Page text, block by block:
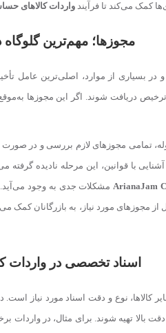
کمک می‌کند تا فرآیند واردات کالاهای
مجوزها؛ مهم‌ترین
در بسیاری از موارد، اصلی‌ترین عامل
دریافت شوند. اگر این مجوزها
تمامی مجوزهای لازم بررسی و در
مشکلات جدی به وجود می‌آید. در این شرایط، همکاری با مجموعه‌هایی مانندArianaJam
مجوزهای مورد نیاز، به بازرگانان کمک
اسناد تخصصی در واردات
کالاها، نوع و دقت اسناد مورد نیاز است.
تهیه شوند. برای مثال، در واردات برخی